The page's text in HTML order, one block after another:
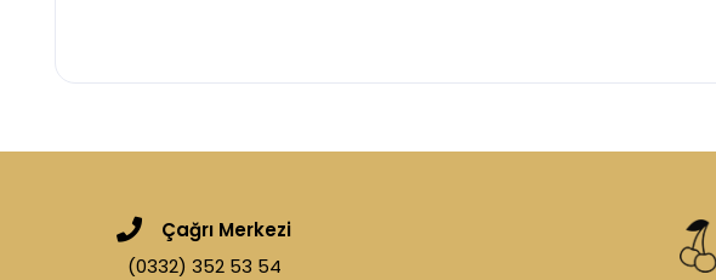
Çağrı Merkezi
(0332) 352 53 54